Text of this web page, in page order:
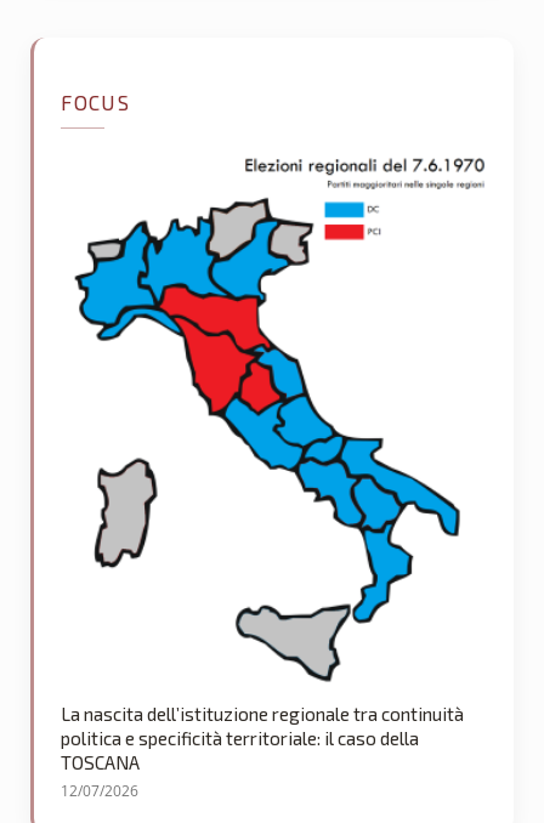
FOCUS
La nascita dell’istituzione regionale tra continuità
politica e specificità territoriale: il caso della
TOSCANA
12/07/2026